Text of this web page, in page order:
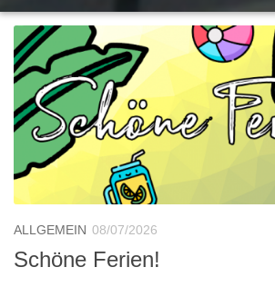
ALLGEMEIN 08/07/2026
Schöne Ferien!